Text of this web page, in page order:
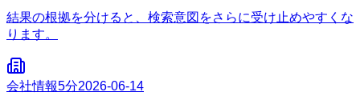
結果の根拠を分けると、検索意図をさらに受け止めやすくな
ります。
会社情報5分2026-06-14